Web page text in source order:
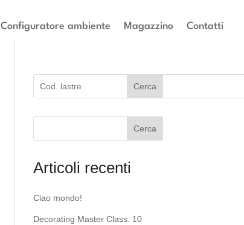
Configuratore ambiente Magazzino Contatti
Cerca
Cerca
Articoli recenti
Ciao mondo!
Decorating Master Class: 10